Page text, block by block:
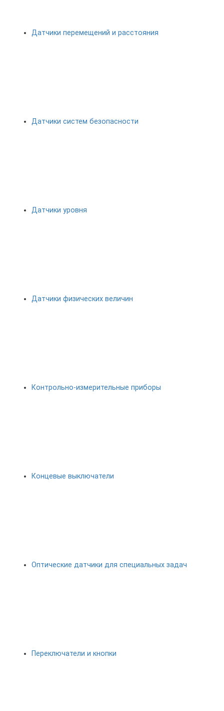
Датчики перемещений и расстояния
Датчики систем безопасности
Датчики уровня
Датчики физических величин
Контрольно-измерительные приборы
Концевые выключатели
Оптические датчики для специальных задач
Переключатели и кнопки